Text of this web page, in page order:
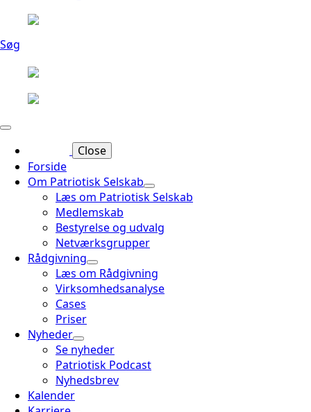
Søg
Close
Forside
Om Patriotisk Selskab
Læs om Patriotisk Selskab
Medlemskab
Bestyrelse og udvalg
Netværksgrupper
Rådgivning
Læs om Rådgivning
Virksomhedsanalyse
Cases
Priser
Nyheder
Se nyheder
Patriotisk Podcast
Nyhedsbrev
Kalender